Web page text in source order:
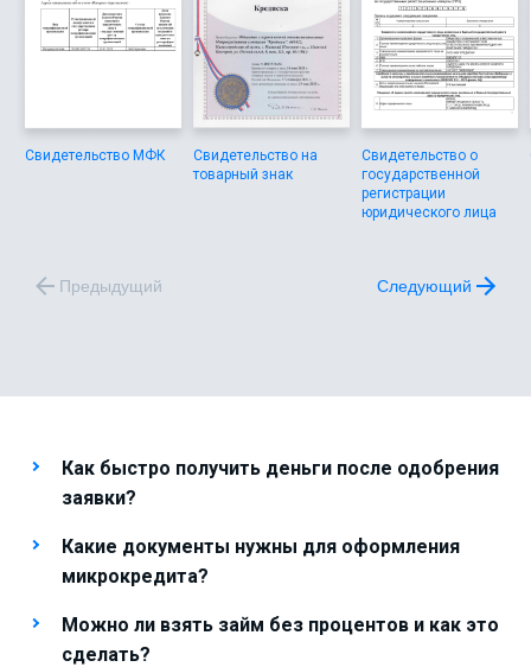
Свидетельство МФК
Свидетельство на
товарный знак
Свидетельство о
государственной
регистрации
юридического лица
Предыдущий Следующий
Как быстро получить деньги после одобрения
заявки?
Какие документы нужны для оформления
микрокредита?
Можно ли взять займ без процентов и как это
сделать?